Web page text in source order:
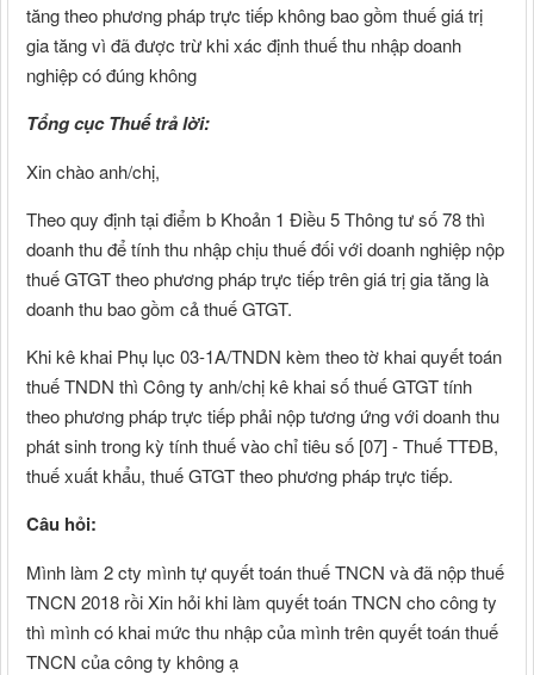
tăng theo phương pháp trực tiếp không bao gồm thuế giá trị
gia tăng vì đã được trừ khi xác định thuế thu nhập doanh
nghiệp có đúng không
Tổng cục Thuế trả lời:
Xin chào anh/chị,
Theo quy định tại điểm b Khoản 1 Điều 5 Thông tư số 78 thì
doanh thu để tính thu nhập chịu thuế đối với doanh nghiệp nộp
thuế GTGT theo phương pháp trực tiếp trên giá trị gia tăng là
doanh thu bao gồm cả thuế GTGT.
Khi kê khai Phụ lục 03-1A/TNDN kèm theo tờ khai quyết toán
thuế TNDN thì Công ty anh/chị kê khai số thuế GTGT tính
theo phương pháp trực tiếp phải nộp tương ứng với doanh thu
phát sinh trong kỳ tính thuế vào chỉ tiêu số [07] - Thuế TTĐB,
thuế xuất khẩu, thuế GTGT theo phương pháp trực tiếp.
Câu hỏi:
Mình làm 2 cty mình tự quyết toán thuế TNCN và đã nộp thuế
TNCN 2018 rồi Xin hỏi khi làm quyết toán TNCN cho công ty
thì mình có khai mức thu nhập của mình trên quyết toán thuế
TNCN của công ty không ạ